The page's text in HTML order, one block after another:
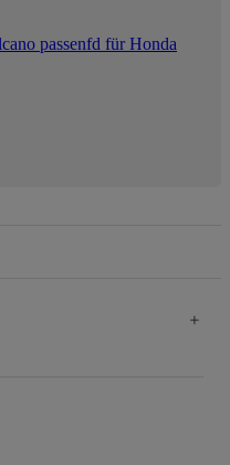
passenfd für Honda